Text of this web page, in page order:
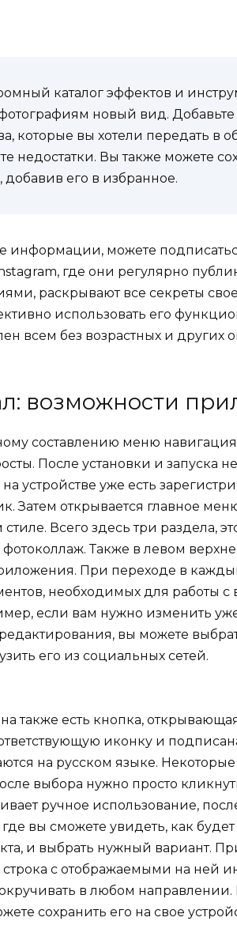
каталог эффектов и
новый вид. Добавьте
которые вы хотели передать в
недостатки. Вы также можете
добавив его в избранное.
информации, можете
где они регулярно
раскрывают все секреты
использовать его
всем без возрастных и других
возможности
составлению меню
После установки и запуска
устройстве уже есть
Затем открывается главное
Всего здесь три раздела,
Также в левом
При переходе в
необходимых для работы
если вам нужно изменить
вы можете
его из социальных сетей.
также есть кнопка,
иконку и
на русском языке.
выбора нужно просто
ручное использование,
где вы сможете увидеть, как
и выбрать нужный вариант.
строка с отображаемыми на ней
в любом направлении.
сохранить его на свое